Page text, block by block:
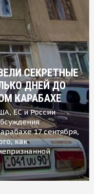
СЕКРЕТНЫЕ
ДНЕЙ ДО
КАРАБАХЕ
ЕС и России
17 сентября,
как